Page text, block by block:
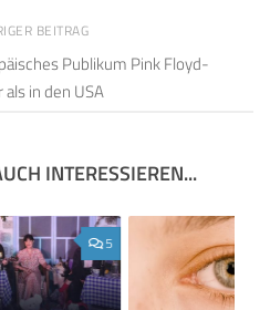
BEITRAG
Publikum Pink Floyd-
in den USA
INTERESSIEREN...
5